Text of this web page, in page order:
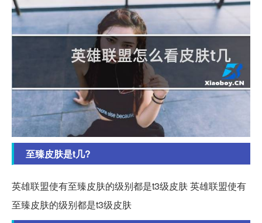
至臻皮肤是t几?
英雄联盟使有至臻皮肤的级别都是t3级皮肤 英雄联盟使有
至臻皮肤的级别都是t3级皮肤